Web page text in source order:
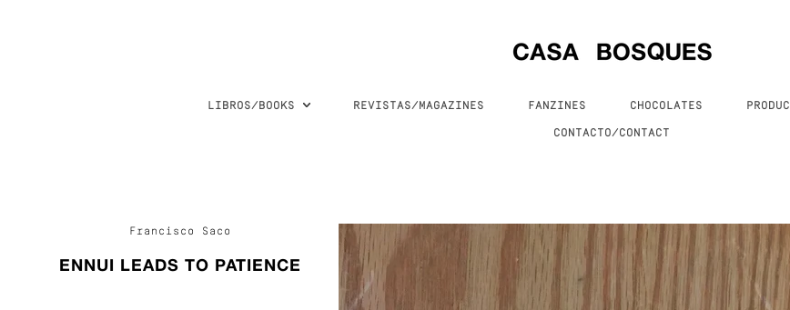
LIBROS/BOOKS REVISTAS/MAGAZINES FANZINES CHOCOLATES
CONTACTO/CONTACT
Francisco Saco
ENNUI LEADS TO PATIENCE